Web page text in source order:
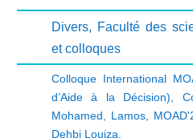
Divers, Faculté des
et colloques
Colloque International
d’Aide à la Décision)
Mohamed
Lamos,
Dehbi Louiza.